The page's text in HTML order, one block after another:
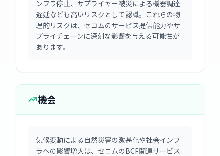
ンフラ停止、サプライヤー被災による機器調達
遅延なども高いリスクとして認識。これらの物
理的リスクは、セコムのサービス提供能力やサ
プライチェーンに深刻な影響を与える可能性が
あります。
機会
気候変動による自然災害の激甚化や社会インフ
ラへの影響増大は、セコムのBCP関連サービス